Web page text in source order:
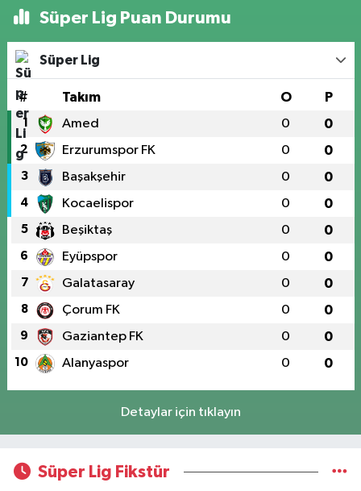
Süper Lig Puan Durumu
Süper Lig
# Takım O P
1 Amed 0 0
2 Erzurumspor FK 0 0
3 Başakşehir 0 0
4 Kocaelispor 0 0
5 Beşiktaş 0 0
6 Eyüpspor 0 0
7 Galatasaray 0 0
8 Çorum FK 0 0
9 Gaziantep FK 0 0
10 Alanyaspor 0 0
Detaylar için tıklayın
Süper Lig Fikstür